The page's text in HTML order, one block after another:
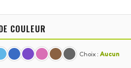
COULEUR
Choix : Aucun